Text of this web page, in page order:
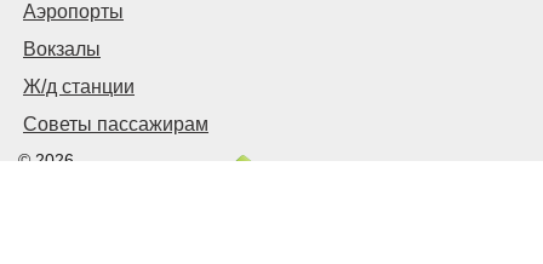
Аэропорты
Вокзалы
Ж/д станции
Советы пассажирам
© 2026